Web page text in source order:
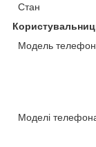
Стан
Модель
Моделі